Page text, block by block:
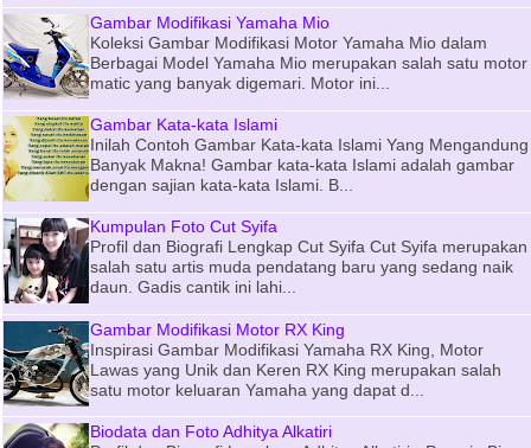
Gambar Modifikasi Yamaha Mio
Koleksi Gambar Modifikasi Motor Yamaha Mio dalam
Berbagai Model Yamaha Mio merupakan salah satu motor
matic yang banyak digemari. Motor ini...
Gambar Kata-kata Islami
Inilah Contoh Gambar Kata-kata Islami Yang Mengandung
Banyak Makna! Gambar kata-kata Islami adalah gambar
dengan sajian kata-kata Islami. B...
Kumpulan Foto Cut Syifa
Profil dan Biografi Lengkap Cut Syifa Cut Syifa merupakan
salah satu artis muda pendatang baru yang sedang naik
daun. Gadis cantik ini lahi...
Gambar Modifikasi Motor RX King
Inspirasi Gambar Modifikasi Yamaha RX King, Motor
Lawas yang Unik dan Keren RX King merupakan salah
satu motor keluaran Yamaha yang dapat d...
Biodata dan Foto Adhitya Alkatiri